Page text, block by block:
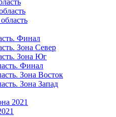
Финал
Зона Север
Зона Юг
Финал
Зона Восток
Зона Запад
2021